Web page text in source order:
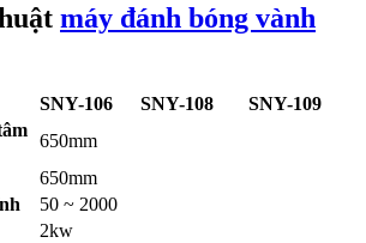
máy đánh bóng vành
SNY-106 SNY-108
SNY-109
650mm
650mm
50 ~ 2000
2kw